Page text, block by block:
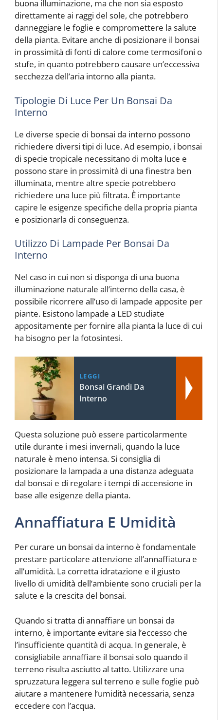
buona illuminazione, ma che non sia esposto
direttamente ai raggi del sole, che potrebbero
danneggiare le foglie e compromettere la salute
della pianta. Evitare anche di posizionare il bonsai
in prossimità di fonti di calore come termosifoni o
stufe, in quanto potrebbero causare un’eccessiva
secchezza dell’aria intorno alla pianta.
Tipologie Di Luce Per Un Bonsai Da
Interno
Le diverse specie di bonsai da interno possono
richiedere diversi tipi di luce. Ad esempio, i bonsai
di specie tropicale necessitano di molta luce e
possono stare in prossimità di una finestra ben
illuminata, mentre altre specie potrebbero
richiedere una luce più filtrata. È importante
capire le esigenze specifiche della propria pianta
e posizionarla di conseguenza.
Utilizzo Di Lampade Per Bonsai Da
Interno
Nel caso in cui non si disponga di una buona
illuminazione naturale all’interno della casa, è
possibile ricorrere all’uso di lampade apposite per
piante. Esistono lampade a LED studiate
appositamente per fornire alla pianta la luce di cui
ha bisogno per la fotosintesi.
LEGGI
Bonsai Grandi Da
Interno
Questa soluzione può essere particolarmente
utile durante i mesi invernali, quando la luce
naturale è meno intensa. Si consiglia di
posizionare la lampada a una distanza adeguata
dal bonsai e di regolare i tempi di accensione in
base alle esigenze della pianta.
Annaffiatura E Umidità
Per curare un bonsai da interno è fondamentale
prestare particolare attenzione all’annaffiatura e
all’umidità. La corretta idratazione e il giusto
livello di umidità dell’ambiente sono cruciali per la
salute e la crescita del bonsai.
Quando si tratta di annaffiare un bonsai da
interno, è importante evitare sia l’eccesso che
l’insufficiente quantità di acqua. In generale, è
consigliabile annaffiare il bonsai solo quando il
terreno risulta asciutto al tatto. Utilizzare una
spruzzatura leggera sul terreno e sulle foglie può
aiutare a mantenere l’umidità necessaria, senza
eccedere con l’acqua.